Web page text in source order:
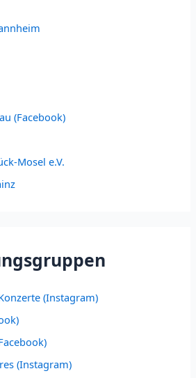
(Facebook)
Mosel e.V.
(Instagram)
(Instagram)